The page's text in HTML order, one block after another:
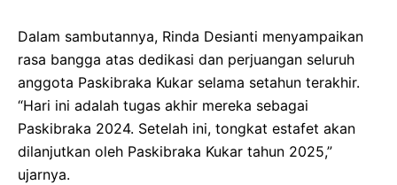
Dalam sambutannya, Rinda Desianti menyampaikan
rasa bangga atas dedikasi dan perjuangan seluruh
anggota Paskibraka Kukar selama setahun terakhir.
“Hari ini adalah tugas akhir mereka sebagai
Paskibraka 2024. Setelah ini, tongkat estafet akan
dilanjutkan oleh Paskibraka Kukar tahun 2025,”
ujarnya.